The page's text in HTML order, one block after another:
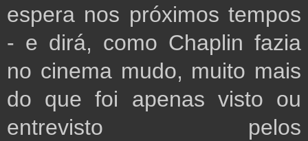
espera nos próximos tempos
- e dirá, como Chaplin fazia
no cinema mudo, muito mais
do que foi apenas visto ou
entrevisto pelos